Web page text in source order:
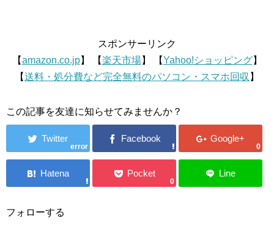
スポンサーリンク
【amazon.co.jp】 【楽天市場】 【Yahoo!ショッピング】
【送料・処分費など完全無料のパソコン・スマホ回収 】
この記事を友達に知らせてみませんか？
error 0
0
フォローする